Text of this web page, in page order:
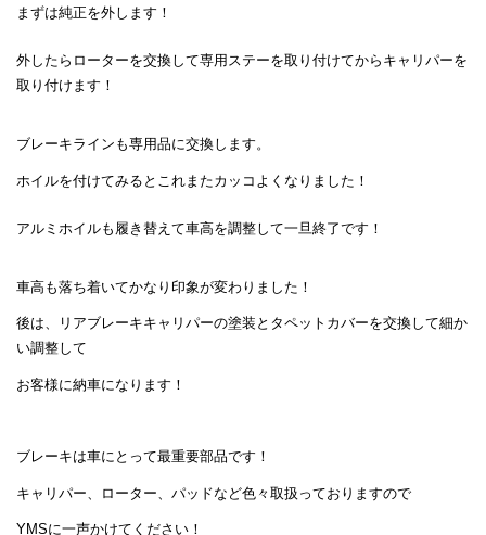
まずは純正を外します！
外したらローターを交換して専用ステーを取り付けてからキャリパーを
取り付けます！
ブレーキラインも専用品に交換します。
ホイルを付けてみるとこれまたカッコよくなりました！
アルミホイルも履き替えて車高を調整して一旦終了です！
車高も落ち着いてかなり印象が変わりました！
後は、リアブレーキキャリパーの塗装とタペットカバーを交換して細か
い調整して
お客様に納車になります！
ブレーキは車にとって最重要部品です！
キャリパー、ローター、パッドなど色々取扱っておりますので
YMSに一声かけてください！